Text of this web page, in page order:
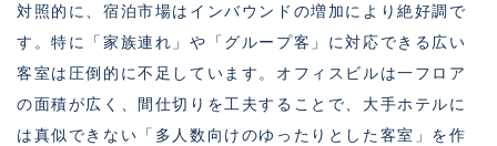
対照的に、宿泊市場はインバウンドの増加により絶好調で
す。特に「家族連れ」や「グループ客」に対応できる広い
客室は圧倒的に不足しています。オフィスビルは一フロア
の面積が広く、間仕切りを工夫することで、大手ホテルに
は真似できない「多人数向けのゆったりとした客室」を作